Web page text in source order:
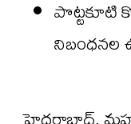
పొట్టకూటి
నిబంధనల